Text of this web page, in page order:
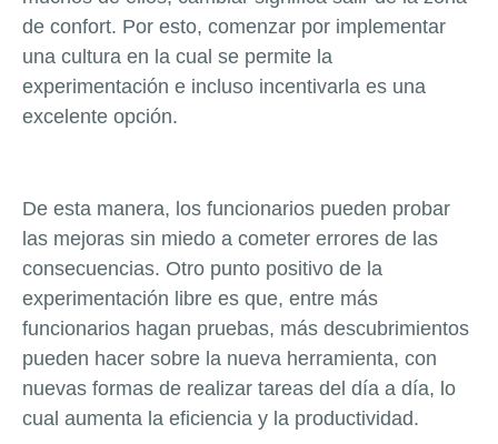
de confort. Por esto, comenzar por implementar
una cultura en la cual se permite la
experimentación e incluso incentivarla es una
excelente opción.
De esta manera, los funcionarios pueden probar
las mejoras sin miedo a cometer errores de las
consecuencias. Otro punto positivo de la
experimentación libre es que, entre más
funcionarios hagan pruebas, más descubrimientos
pueden hacer sobre la nueva herramienta, con
nuevas formas de realizar tareas del día a día, lo
cual aumenta la eficiencia y la productividad.